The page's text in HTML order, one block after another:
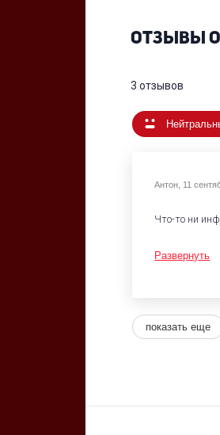
ОТЗЫВЫ
3 отзывов
Антон, 11
Что-то ни
Развернуть
показать еще